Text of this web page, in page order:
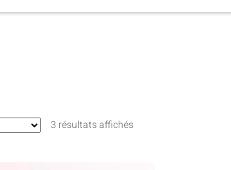
3 résultats affichés